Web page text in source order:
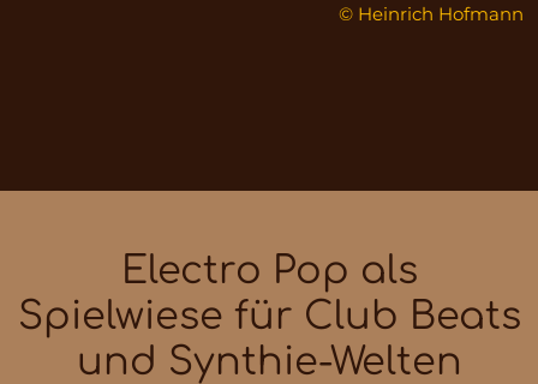
© Heinrich Hofmann
Electro Pop als
Spielwiese für Club Beats
und Synthie-Welten